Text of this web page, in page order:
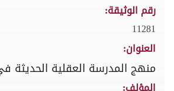
رقم الوثيقة:
11281
العنوان:
منهج المدرسة العقلية الحديثة